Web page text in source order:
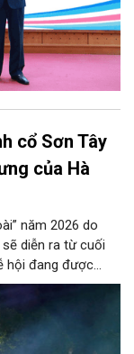
cổ Sơn Tây
của Hà
năm 2026 do
diễn ra từ cuối
hội đang được
ban, ngành, đơn
khí thế sôi nổi,
một mùa Trung
xứ Đoài.